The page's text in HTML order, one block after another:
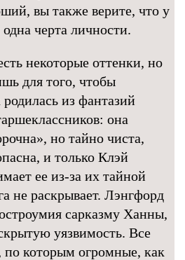
вы также верите, что у
черта личности.
некоторые оттенки, но
для того, чтобы
из фантазий
она
но тайно чиста,
и только Клэй
ее из-за их тайной
не раскрывает. Лэнгфорд
сарказму Ханны,
уязвимость. Все
по которым огромные, как